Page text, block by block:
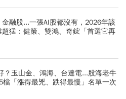
融股...一張AI股都沒有，2026年該
猛：健策、雙鴻、奇鋐「首選它再
？玉山金、鴻海、台達電...股海老牛
檔「漲得最兇、跌得最慢」名單一次